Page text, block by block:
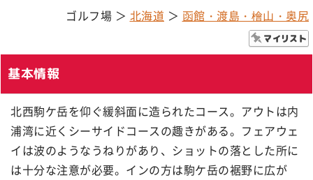
ゴルフ場 ＞ 北海道 ＞ 函館・渡島・檜山・奥尻
基本情報
北西駒ケ岳を仰ぐ緩斜面に造られたコース。アウトは内
浦湾に近くシーサイドコースの趣きがある。フェアウェ
イは波のようなうねりがあり、ショットの落とした所に
は十分な注意が必要。インの方は駒ケ岳の裾野に広が